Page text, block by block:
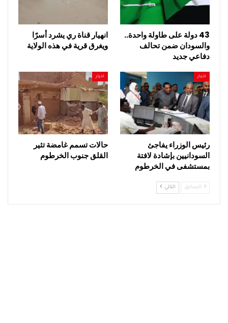
43 دولة على طاولة واحدة..
والسودان ضمن تحالف
دفاعي جديد
انهيار قناة ري يشرد أسرًا
ويغرق قرية في هذه الولاية
اخبار
رئيس الوزراء يفاجئ
السودانيين بإشادة لافتة
بمستشفى في الخرطوم
اخبار
حالات تسمم غامضة تثير
القلق جنوب الخرطوم
السابق التالي